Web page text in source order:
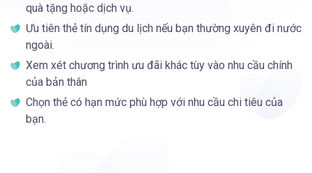
quà tặng hoặc dịch vụ.
Ưu tiên thẻ tín dụng du lịch nếu bạn thường xuyên đi nước
ngoài.
Xem xét chương trình ưu đãi khác tùy vào nhu cầu chính
của bản thân
Chọn thẻ có hạn mức phù hợp với nhu cầu chi tiêu của
bạn.